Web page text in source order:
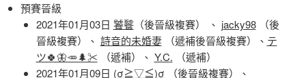
級
名
單〉
預賽晉級
2021年01月03日 饕餮（後晉級複賽） 、 jacky98（後
晉級複賽）、 詩音的未婚妻（遞補後晉級複賽）、 テ
ツ🍀🦋🥕🌲✂ （遞補）、 Y.C. （遞補）
2021年01月09日 (σ≧▽≦)σ （後晉級複賽）、